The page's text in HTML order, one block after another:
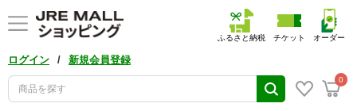
ログイン / 新規会員登録
0
ふるさと納税 チケット オーダー